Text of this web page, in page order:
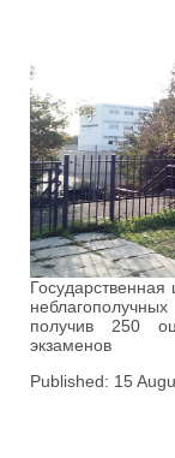
получив 250
экзаменов
Published: 15